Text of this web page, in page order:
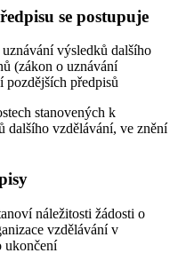
se postupuje
výsledků dalšího
(zákon o uznávání
pozdějších předpisů
stanovených k
dalšího vzdělávání, ve znění
náležitosti žádosti o
vzdělávání v
ukončení